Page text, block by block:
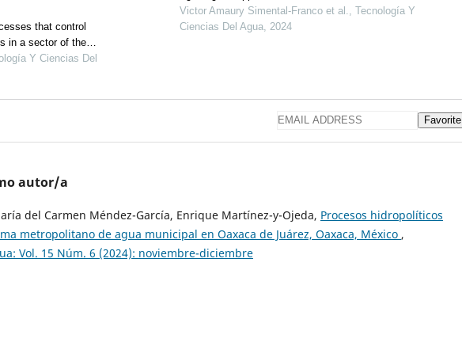
that control
in a sector of the
Y Ciencias Del
Victor Amaury Simental-Franco et al., Tecnología Y
Ciencias Del Agua, 2024
Favorite
autor/a
del Carmen Méndez-García, Enrique Martínez-y-Ojeda, Procesos hidropolíticos
metropolitano de agua municipal en Oaxaca de Juárez, Oaxaca, México ,
Vol. 15 Núm. 6 (2024): noviembre-diciembre